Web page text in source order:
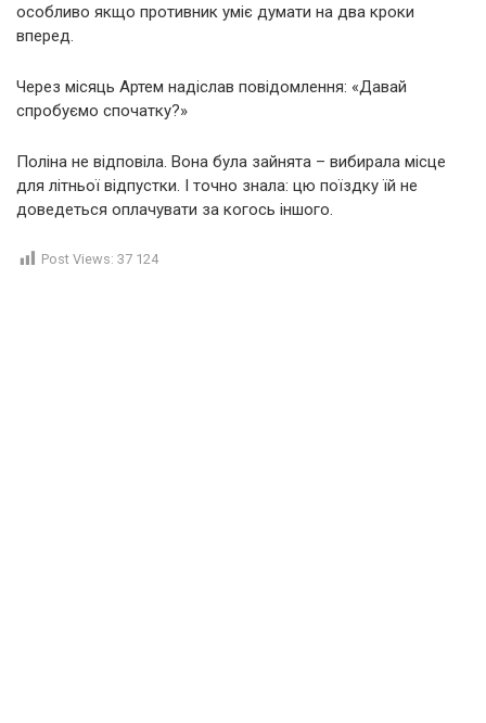
особливо якщо противник уміє думати на два кроки
вперед.
Через місяць Артем надіслав повідомлення: «Давай
спробуємо спочатку?»
Поліна не відповіла. Вона була зайнята – вибирала місце
для літньої відпустки. І точно знала: цю поїздку їй не
доведеться оплачувати за когось іншого.
Post Views: 37 124